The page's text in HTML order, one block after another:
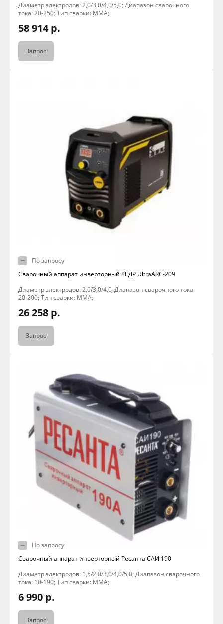
Диаметр электродов: 2,0/3,0/4,0/5,0; Диапазон сварочного
тока: 20-250; Тип сварки: MMA;
58 914 р.
Запрос
По запросу
Сварочный аппарат инверторный КЕДР UltraARC-209
Диаметр электродов: 2,0/3,0/4,0; Диапазон сварочного тока:
20-200; Тип сварки: MMA;
26 258 р.
Запрос
По запросу
Сварочный аппарат инверторный Ресанта САИ 190
Диаметр электродов: 1,5/2,0/3,0/4,0/5,0; Диапазон сварочного
тока: 10-190; Тип сварки: MMA;
6 990 р.
Запрос